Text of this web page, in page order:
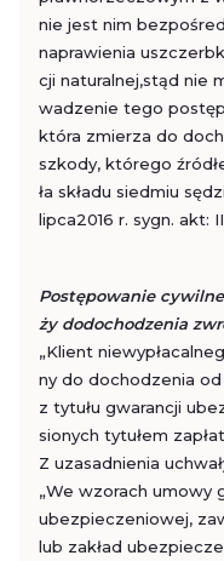
nie jest nim
na­pra­wie­nia
cji na­tu­ral­nej,stąd nie
wa­dze­nie tego
która zmie­rza do
szko­dy, któ­re­go
ła skła­du sied­miu
lip­ca­2016 r. sygn. akt:
Po­stę­po­wa­nie
ży dodo­cho­dze­nia
„Klient
ny do do­cho­dze­nia
z ty­tu­łu gwa­ran­cji
sio­nych ty­tu­łem
Z uza­sad­nie­nia
„We wzo­rach umowy
ubez­pie­cze­nio­wej,
lub za­kład